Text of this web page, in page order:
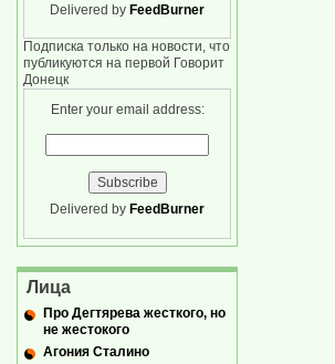
Delivered by FeedBurner
Подписка только на новости, что
публикуются на первой Говорит
Донецк
Enter your email address:
Delivered by FeedBurner
Лица
Про Дегтярева жесткого, но
не жестокого
Агония Сталино